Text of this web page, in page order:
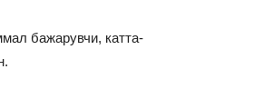
бажарувчи, катта-